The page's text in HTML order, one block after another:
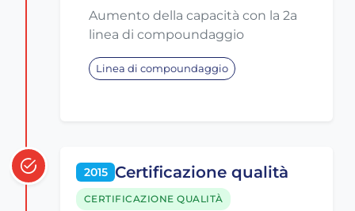
Aumento della capacità con la 2a
linea di compoundaggio
Linea di compoundaggio
2015 Certificazione qualità
CERTIFICAZIONE QUALITÀ